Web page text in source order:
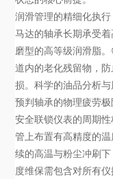
润滑管理的精细化执
马达的轴承长期承受
磨型的高等级润滑脂
道内的老化残留物，
损。科学的油品分析
预判轴承的物理疲劳
安全联锁仪表的周期
管上布置有高精度的
续的高温与粉尘冲刷
度维保需包含对所有